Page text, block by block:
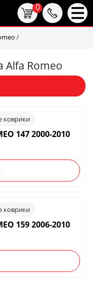
/
Alfa Romeo
коврики
147 2000-2010
коврики
159 2006-2010
0